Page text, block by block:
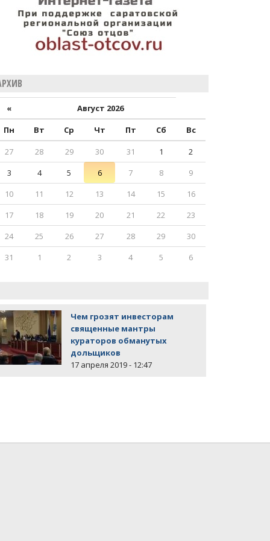
«
Август 2026
Пн
Вт Ср Чт Пт Сб
Вс
27
28 29 30 31 1
2
3
4 5 6 7 8
9
10
11 12 13 14 15
16
17
18 19 20 21 22
23
24
25 26 27 28 29
30
31
1 2 3 4 5 6
Чем грозят инвесторам
священные мантры
кураторов обманутых
дольщиков
17 апреля 2019 - 12:47